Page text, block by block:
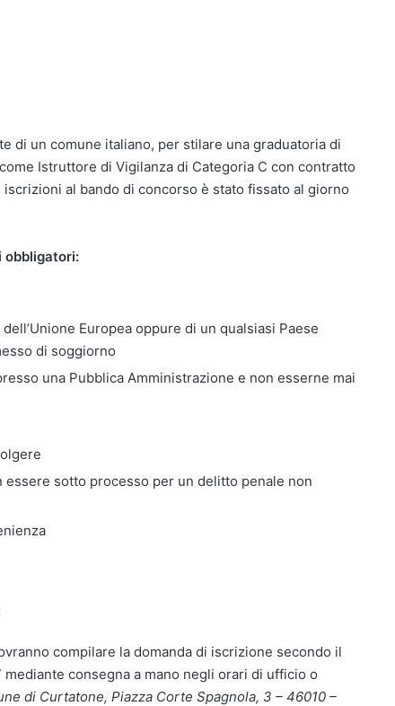
di un comune italiano, per stilare una graduatoria di
Istruttore di Vigilanza di Categoria C con contratto
al bando di concorso è stato fissato al giorno
obbligatori:
Europea oppure di un qualsiasi Paese
di soggiorno
una Pubblica Amministrazione e non esserne mai
sotto processo per un delitto penale non
compilare la domanda di iscrizione secondo il
consegna a mano negli orari di ufficio o
di Curtatone, Piazza Corte Spagnola, 3 – 46010 –